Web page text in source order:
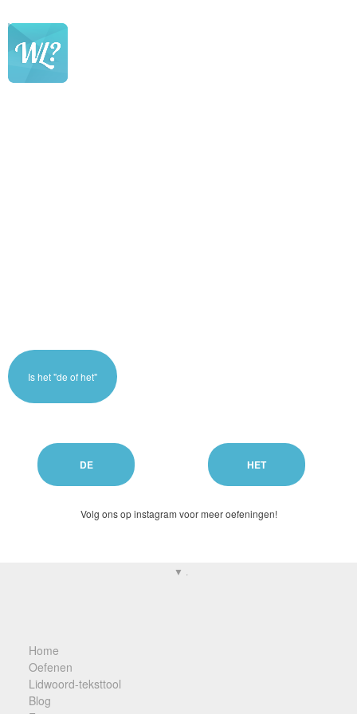
Is het "de of het"
Volg ons op instagram voor meer oefeningen!
▼ .
Home
Oefenen
Lidwoord-teksttool
Blog